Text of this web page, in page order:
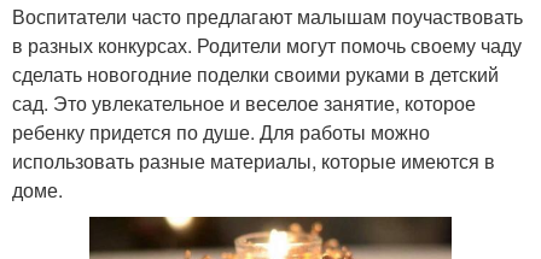
Воспитатели часто предлагают малышам поучаствовать
в разных конкурсах. Родители могут помочь своему чаду
сделать новогодние поделки своими руками в детский
сад. Это увлекательное и веселое занятие, которое
ребенку придется по душе. Для работы можно
использовать разные материалы, которые имеются в
доме.